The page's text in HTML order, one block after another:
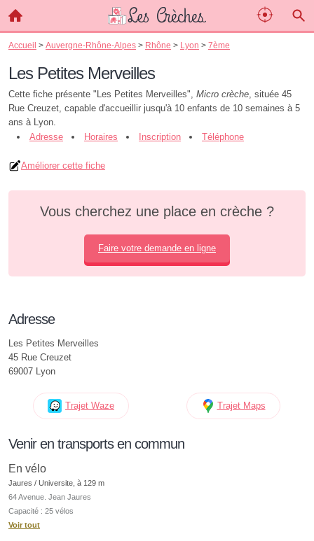
Accueil > Auvergne-Rhône-Alpes > Rhône > Lyon > 7ème
Les Petites Merveilles
Cette fiche présente "Les Petites Merveilles", Micro crèche, située 45
Rue Creuzet, capable d'accueillir jusqu'à 10 enfants de 10 semaines à 5
ans à Lyon.
Adresse
Horaires Inscription Téléphone
Améliorer cette fiche
Vous cherchez une place en crèche ?
Faire votre demande en ligne
Adresse
Les Petites Merveilles
45 Rue Creuzet
69007 Lyon
Trajet Waze Trajet Maps
Venir en transports en commun
En vélo
Jaures / Universite, à 129 m
64 Avenue. Jean Jaures
Capacité : 25 vélos
Voir tout